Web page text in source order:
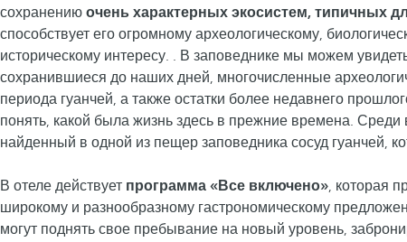
сохранению очень характерных экосистем, типичных
способствует его огромному археологическому,
историческому интересу. . В заповеднике мы можем
сохранившиеся до наших дней, многочисленные
периода гуанчей, а также остатки более недавнего
понять, какой была жизнь здесь в прежние времена.
найденный в одной из пещер заповедника сосуд гуанчей,
В отеле действует программа «Все включено», которая
широкому и разнообразному гастрономическому
могут поднять свое пребывание на новый уровень,